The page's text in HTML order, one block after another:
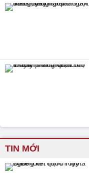
TIN MỚI